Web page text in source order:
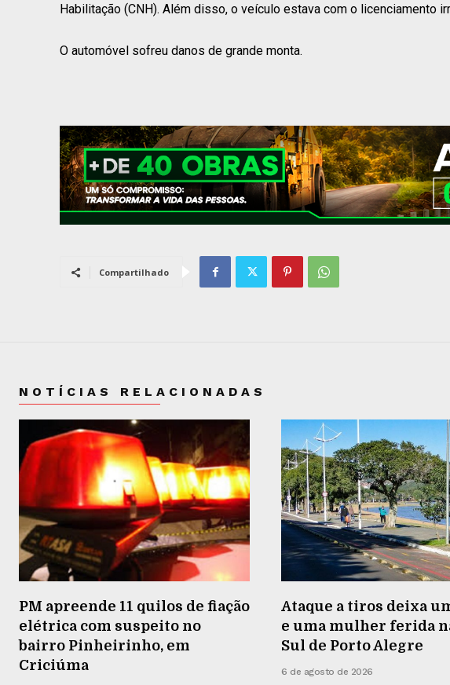
Habilitação (CNH). Além disso, o veículo estava com o licenciamento
O automóvel sofreu danos de grande monta.
Compartilhado
NOTÍCIAS RELACIONADAS
PM apreende 11 quilos de fiação
elétrica com suspeito no
bairro Pinheirinho, em
Criciúma
Ataque a tiros deixa
e uma mulher ferida
Sul de Porto Alegre
6 de agosto de 2026